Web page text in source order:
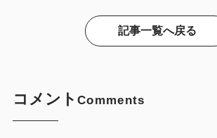
記事一覧へ戻る
コメント Comments